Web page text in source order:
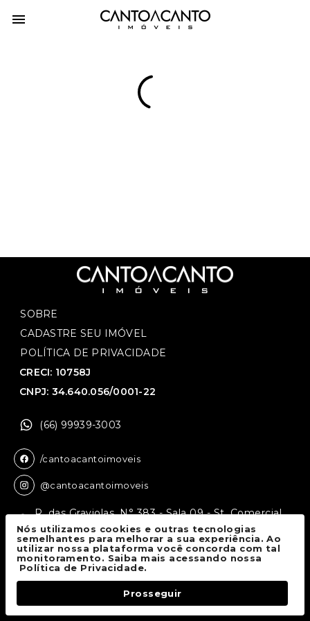
SOBRE
CADASTRE SEU IMÓVEL
POLÍTICA DE PRIVACIDADE
CRECI: 10758J
CNPJ: 34.640.056/0001-22
(66) 99939-3003
/cantoacantoimoveis
@cantoacantoimoveis
R. das Graviolas, N° 383 - Sala 09 - St. Comercial,
Sinop - MT, 78550-136
Canto a Canto Imóveis© 2026.
Todos os direitos reservados.
Nós utilizamos cookies e outras tecnologias
semelhantes para melhorar a sua experiência. Ao
utilizar nossa plataforma você concorda com tal
monitoramento. Saiba mais acessando nossa
Política de Privacidade.
Prosseguir